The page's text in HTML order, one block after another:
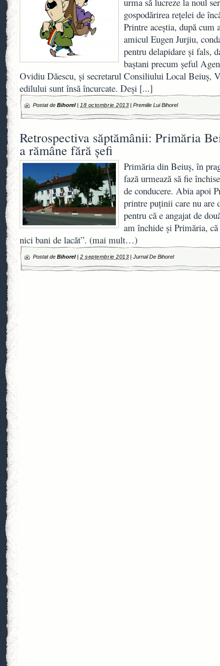
gospodărirea rețelei de
Printre aceştia, după cum
amicul Eugen Jurjiu,
pentru delapidare şi fals,
baştani precum șeful
Ovidiu Dăescu, şi secretarul Consiliului Local Beiuş,
edilului sunt însă încurcate. Deși [...]
Postat de Bihorel| 18 octombrie 2013 |Premiile Lui Bihorel
Retrospectiva săptămânii: Primăria
a rămâne fără şefi
Primăria din Beiuş, în
fază urmează să fie
de conducere. Abia apoi
printre puţinii care nu are
pentru că e angajat de
am închide şi Primăria,
nici bani de lacăt”. (mai mult…)
Postat de Bihorel| 2 septembrie 2013 |Jurnal De Bihorel